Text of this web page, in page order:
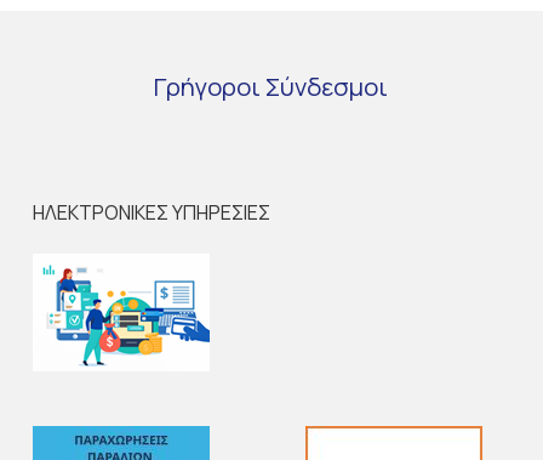
Γρήγοροι Σύνδεσμοι
ΗΛΕΚΤΡΟΝΙΚΕΣ ΥΠΗΡΕΣΙΕΣ